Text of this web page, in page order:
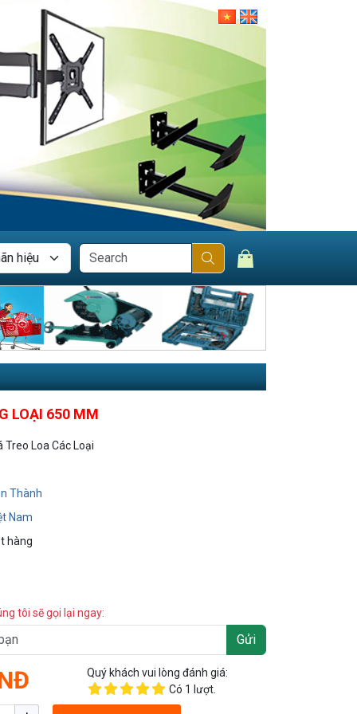
LOẠI 650 MM
Treo Loa Các Loại
Thành
Nam
hàng
tôi sẽ gọi lại ngay:
Gửi
Quý khách vui lòng đánh giá:
Có 1 lượt.